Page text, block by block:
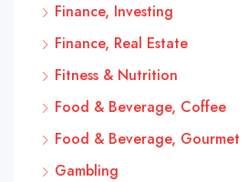
Finance, Investing
Finance, Real Estate
Fitness & Nutrition
Food & Beverage, Coffee
Food & Beverage, Gourmet
Gambling